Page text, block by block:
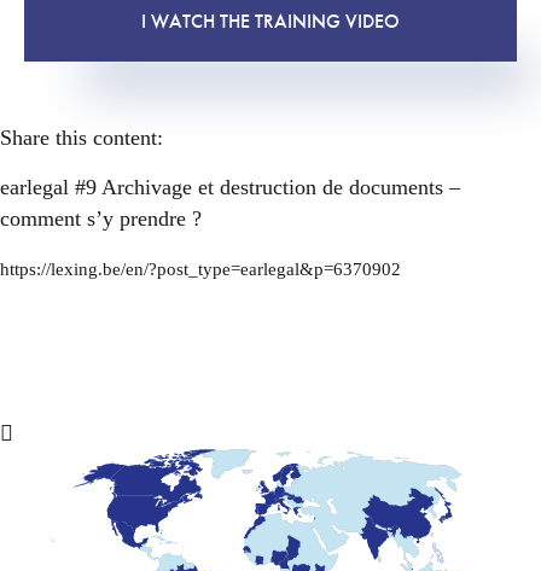
I WATCH THE TRAINING VIDEO
Share this content:
earlegal #9 Archivage et destruction de documents –
comment s’y prendre ?
https://lexing.be/en/?post_type=earlegal&p=6370902